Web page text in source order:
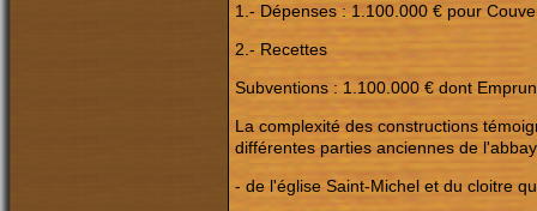
1.- Dépenses : 1.100.000 € pour
2.- Recettes
Subventions : 1.100.000 € dont
La complexité des constructions
différentes parties anciennes de
- de l'église Saint-Michel et du cloitre